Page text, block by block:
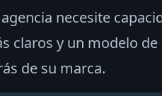
necesite
claros y un modelo
de su marca.